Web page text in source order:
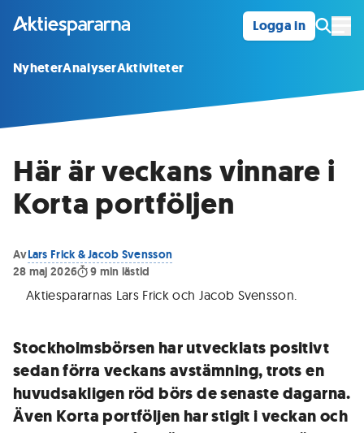
Logga in
NyheterAnalyserAktiviteter
Här är veckans vinnare i
Korta portföljen
AvLars Frick & Jacob Svensson
28 maj 2026
9 min lästid
Aktiespararnas Lars Frick och Jacob Svensson.
Stockholmsbörsen har utvecklats positivt
sedan förra veckans avstämning, trots en
huvudsakligen röd börs de senaste dagarna.
Även Korta portföljen har stigit i veckan och